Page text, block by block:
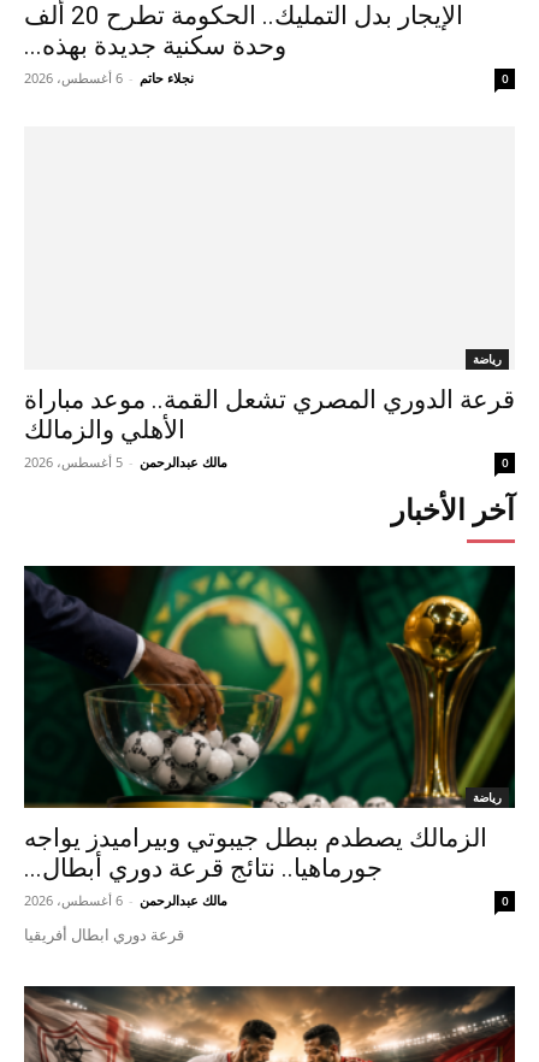
الإيجار بدل التمليك.. الحكومة تطرح 20 ألف
وحدة سكنية جديدة بهذه...
نجلاء حاتم - 6 أغسطس، 2026 0
رياضة
قرعة الدوري المصري تشعل القمة.. موعد مباراة
الأهلي والزمالك
مالك عبدالرحمن - 5 أغسطس، 2026 0
آخر الأخبار
رياضة
الزمالك يصطدم ببطل جيبوتي وبيراميدز يواجه
جورماهيا.. نتائج قرعة دوري أبطال...
مالك عبدالرحمن - 6 أغسطس، 2026 0
قرعة دوري ابطال أفريقيا